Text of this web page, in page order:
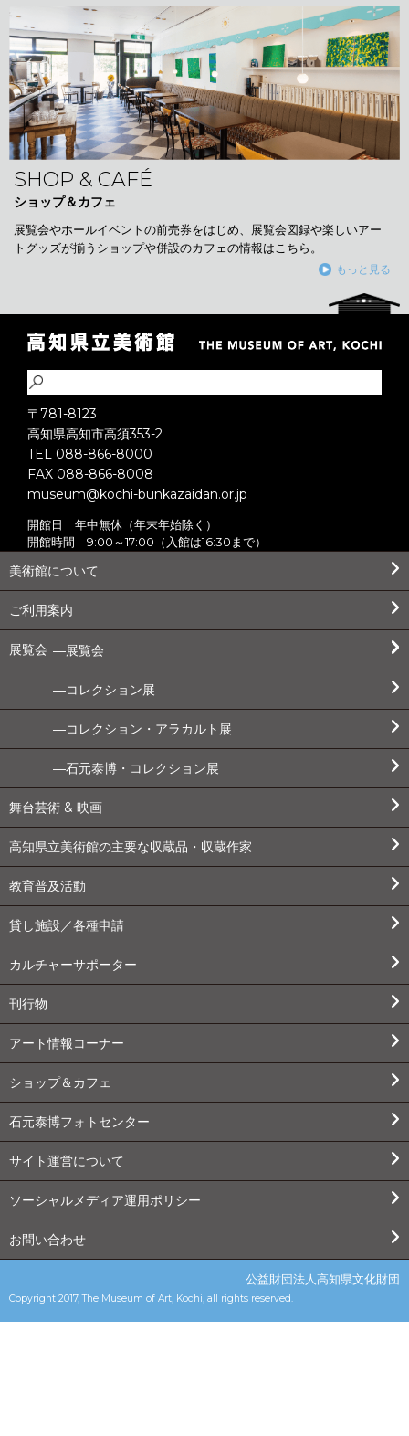
SHOP & CAFÉ
ショップ＆カフェ
展覧会やホールイベントの前売券をはじめ、展覧会図録や楽しいアー
トグッズが揃うショップや併設のカフェの情報はこちら。
もっと見る
〒781-8123
高知県高知市高須353-2
TEL 088-866-8000
FAX 088-866-8008
museum@kochi-bunkazaidan.or.jp
開館日 年中無休（年末年始除く）
開館時間 9:00～17:00（入館は16:30まで）
美術館について
ご利用案内
展覧会 展覧会
コレクション展
コレクション・アラカルト展
石元泰博・コレクション展
舞台芸術 & 映画
高知県立美術館の主要な収蔵品・収蔵作家
教育普及活動
貸し施設／各種申請
カルチャーサポーター
刊行物
アート情報コーナー
ショップ＆カフェ
石元泰博フォトセンター
サイト運営について
ソーシャルメディア運用ポリシー
お問い合わせ
Copyright 2017, The Museum of Art, Kochi, all rights reserved.
公益財団法人高知県文化財団